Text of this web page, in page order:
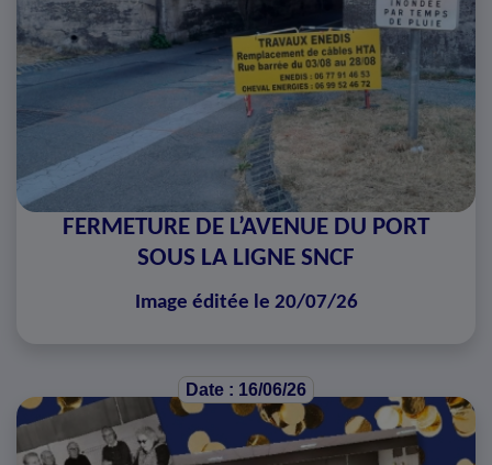
FERMETURE DE L’AVENUE DU PORT
SOUS LA LIGNE SNCF
Image éditée le 20/07/26
Date : 16/06/26